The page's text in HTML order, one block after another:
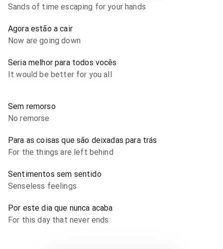
Sands of time escaping for your hands
Agora estão a cair
Now are going down
Seria melhor para todos vocês
It would be better for you all
Sem remorso
No remorse
Para as coisas que são deixadas para trás
For the things are left behind
Sentimentos sem sentido
Senseless feelings
Por este dia que nunca acaba
For this day that never ends